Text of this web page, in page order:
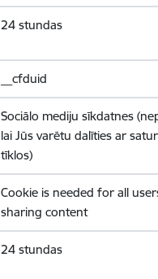
24 stundas
__cfduid
Sociālo mediju sīkdatnes
lai Jūs varētu dalīties ar
tīklos)
Cookie is needed for all
sharing content
24 stundas